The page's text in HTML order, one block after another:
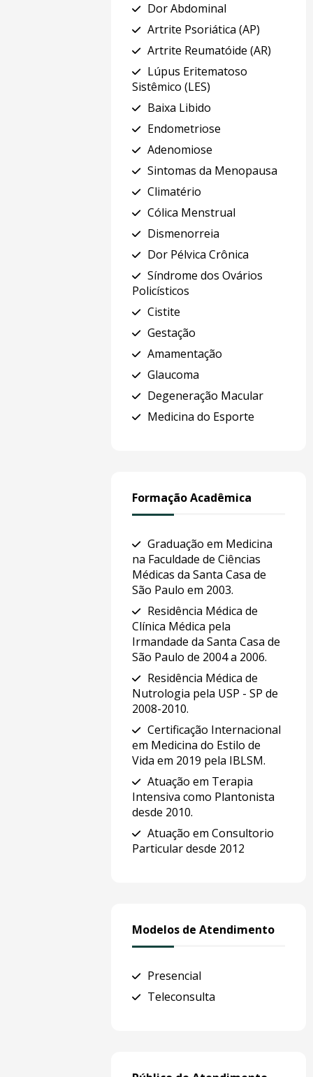
Dor Abdominal
Artrite Psoriática (AP)
Artrite Reumatóide (AR)
Lúpus Eritematoso
Sistêmico (LES)
Baixa Libido
Endometriose
Adenomiose
Sintomas da Menopausa
Climatério
Cólica Menstrual
Dismenorreia
Dor Pélvica Crônica
Síndrome dos Ovários
Policísticos
Cistite
Gestação
Amamentação
Glaucoma
Degeneração Macular
Medicina do Esporte
Formação Acadêmica
Graduação em Medicina
na Faculdade de Ciências
Médicas da Santa Casa de
São Paulo em 2003.
Residência Médica de
Clínica Médica pela
Irmandade da Santa Casa de
São Paulo de 2004 a 2006.
Residência Médica de
Nutrologia pela USP - SP de
2008-2010.
Certificação Internacional
em Medicina do Estilo de
Vida em 2019 pela IBLSM.
Atuação em Terapia
Intensiva como Plantonista
desde 2010.
Atuação em Consultorio
Particular desde 2012
Modelos de Atendimento
Presencial
Teleconsulta